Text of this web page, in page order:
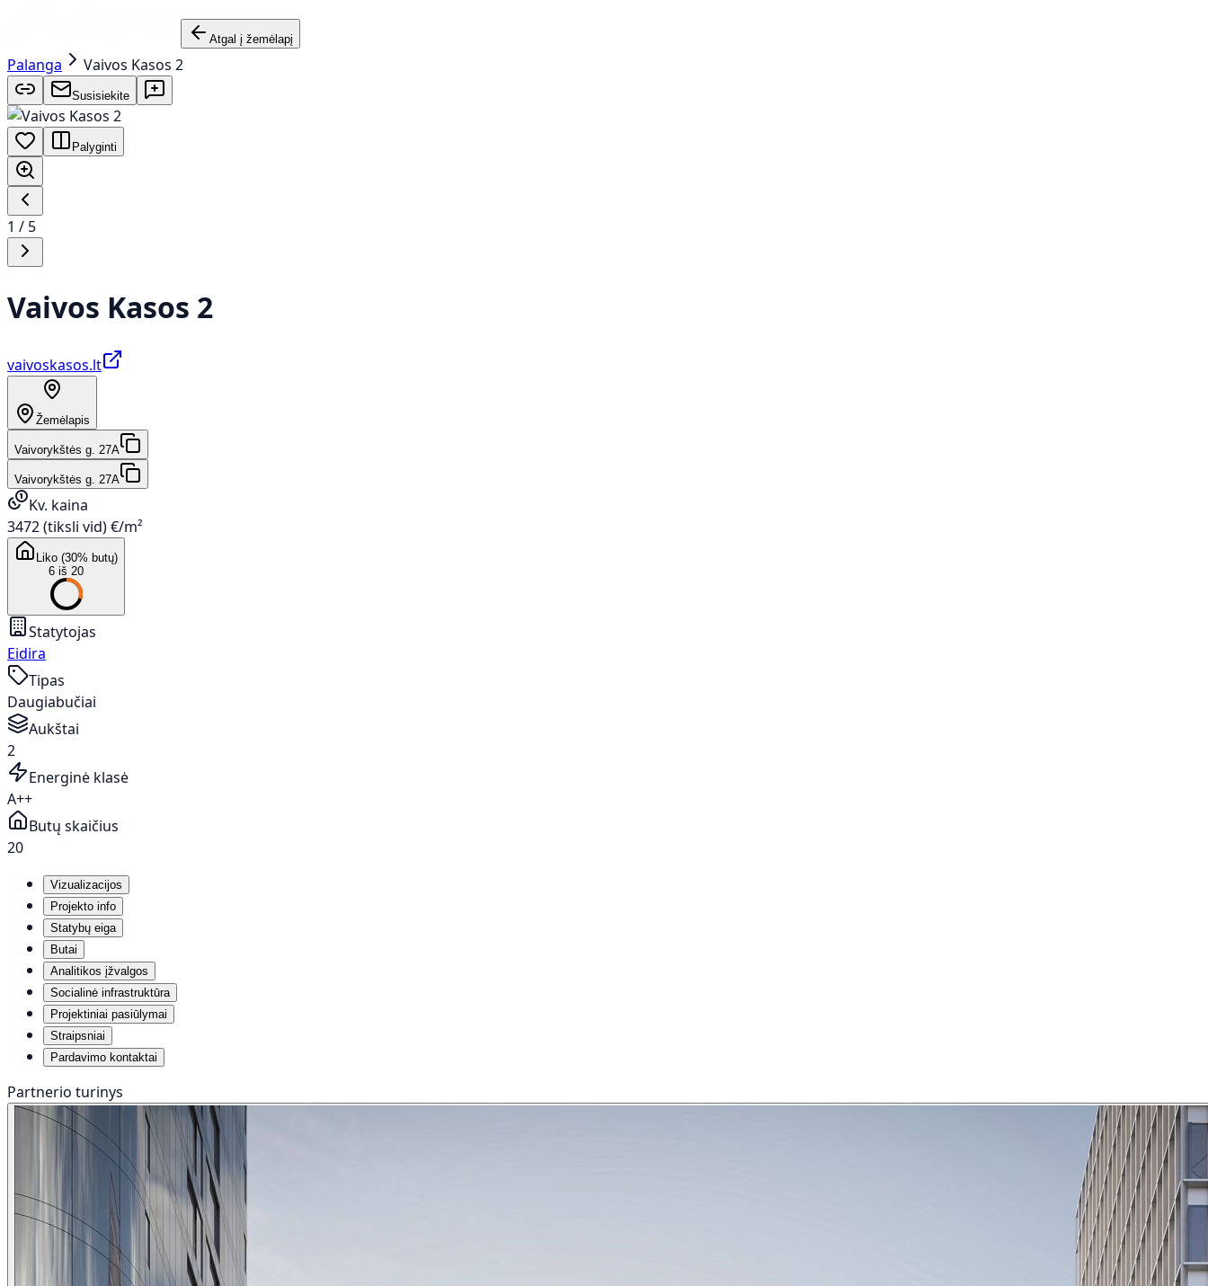
Atgal į žemėlapį
Palanga Vaivos Kasos 2
Susisiekite
Palyginti
1 / 5
Vaivos Kasos 2
vaivoskasos.lt
Žemėlapis
Vaivorykštės g. 27A
Vaivorykštės g. 27A
Kv. kaina
3472 (tiksli vid) €/m²
Liko (30% butų)
6 iš 20
Statytojas
Eidira
Tipas
Daugiabučiai
Aukštai
2
Energinė klasė
A++
Butų skaičius
20
Vizualizacijos
Projekto info
Statybų eiga
Butai
Analitikos įžvalgos
Socialinė infrastruktūra
Projektiniai pasiūlymai
Straipsniai
Pardavimo kontaktai
Partnerio turinys